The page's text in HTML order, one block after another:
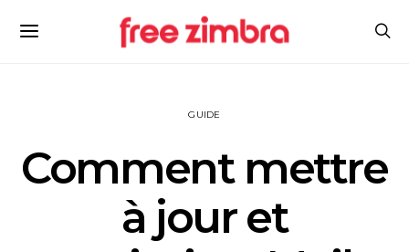
GUIDE
Comment mettre
à jour et